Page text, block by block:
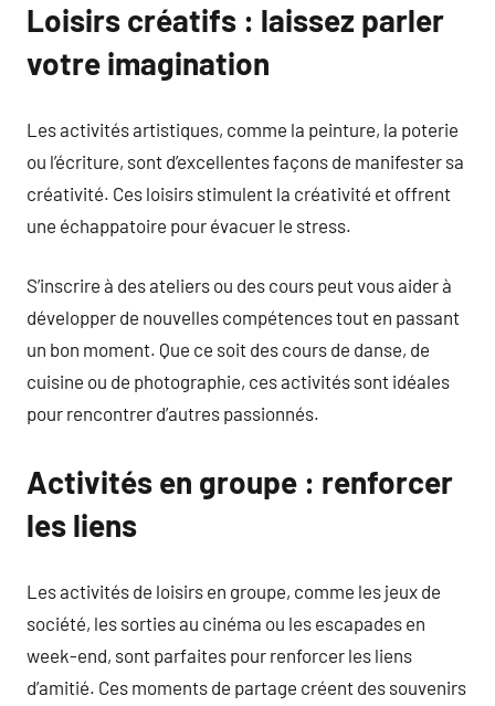
Loisirs créatifs : laissez parler
votre imagination
Les activités artistiques, comme la peinture, la poterie
ou l’écriture, sont d’excellentes façons de manifester sa
créativité. Ces loisirs stimulent la créativité et offrent
une échappatoire pour évacuer le stress.
S’inscrire à des ateliers ou des cours peut vous aider à
développer de nouvelles compétences tout en passant
un bon moment. Que ce soit des cours de danse, de
cuisine ou de photographie, ces activités sont idéales
pour rencontrer d’autres passionnés.
Activités en groupe : renforcer
les liens
Les activités de loisirs en groupe, comme les jeux de
société, les sorties au cinéma ou les escapades en
week-end, sont parfaites pour renforcer les liens
d’amitié. Ces moments de partage créent des souvenirs